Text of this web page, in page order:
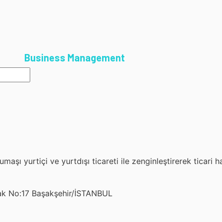
Business Management
yurtiçi ve yurtdışı ticareti ile zenginleştirerek ticari
No:17 Başakşehir/İSTANBUL